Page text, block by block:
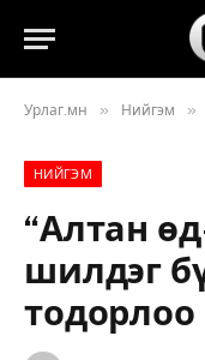
Урлаг.мн » Нийгэм »
НИЙГЭМ
“Алтан
шилдэг
тодорлоо